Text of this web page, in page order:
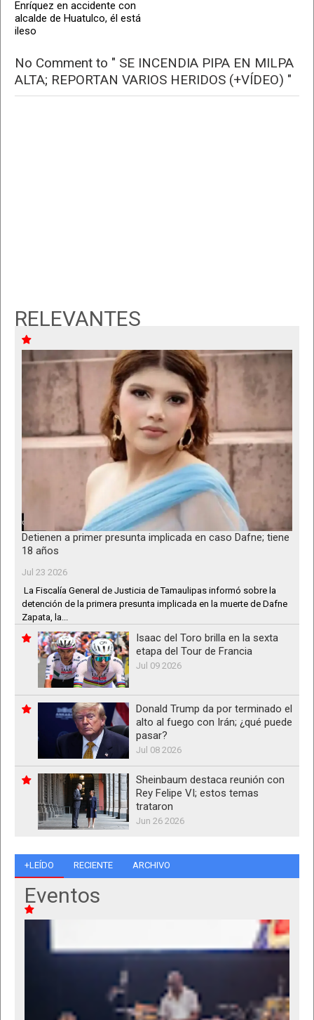
Enríquez en accidente con
alcalde de Huatulco, él está
ileso
No Comment to " SE INCENDIA PIPA EN MILPA
ALTA; REPORTAN VARIOS HERIDOS (+VÍDEO) "
RELEVANTES
Detienen a primer presunta implicada en caso Dafne; tiene
18 años
Jul 23 2026
La Fiscalía General de Justicia de Tamaulipas informó sobre la
detención de la primera presunta implicada en la muerte de Dafne
Zapata, la...
Isaac del Toro brilla en la sexta
etapa del Tour de Francia
Jul 09 2026
Donald Trump da por terminado el
alto al fuego con Irán; ¿qué puede
pasar?
Jul 08 2026
Sheinbaum destaca reunión con
Rey Felipe VI; estos temas
trataron
Jun 26 2026
+LEÍDO RECIENTE ARCHIVO
Eventos